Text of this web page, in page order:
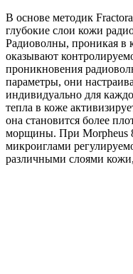
В основе методик
глубокие слои кожи
Радиоволны, проникая в
оказывают
проникновения
параметры, они
индивидуально для
тепла в коже
она становится более
морщины. При Morpheus
микроиглами
различными слоями